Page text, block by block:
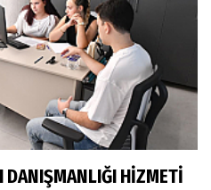
DANIŞMANLIĞI HİZMETİ